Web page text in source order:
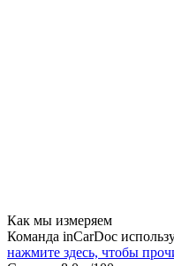
Как мы измеряем
Команда inCarDoc
нажмите здесь, чтобы